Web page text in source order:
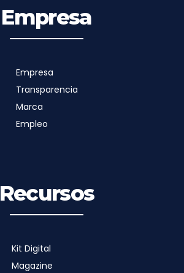
Empresa
Empresa
Transparencia
Marca
Empleo
Recursos
Kit Digital
Magazine